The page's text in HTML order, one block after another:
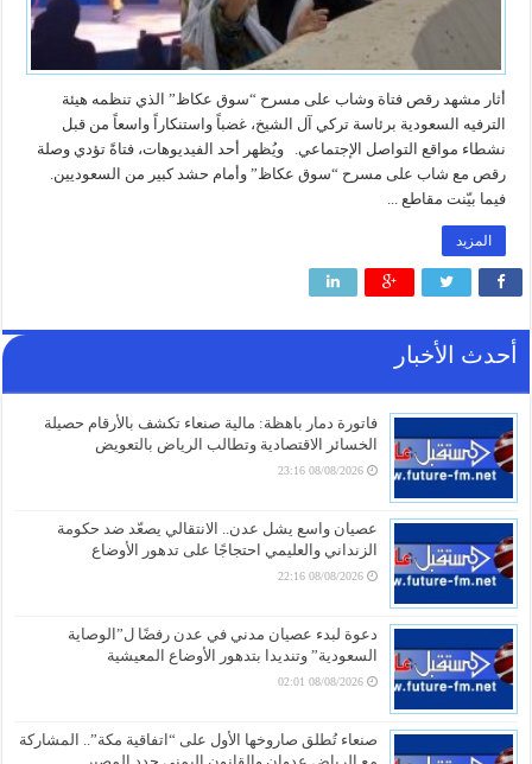
أثار مشهد رقص فتاة وشاب على مسرح “سوق عكاظ” الذي تنظمه هيئة
الترفيه السعودية برئاسة تركي آل الشيخ، غضباً واستنكاراً واسعاً من قبل
نشطاء مواقع التواصل الإجتماعي. ويُظهر أحد الفيديوهات، فتاةً تؤدي وصلة
رقص مع شاب على مسرح “سوق عكاظ” وأمام حشد كبير من السعوديين.
فيما بيّنت مقاطع ...
المزيد
أحدث الأخبار
فاتورة دمار باهظة: مالية صنعاء تكشف بالأرقام حصيلة
الخسائر الاقتصادية وتطالب الرياض بالتعويض
08/08/2026 23:16
عصيان واسع يشل عدن.. الانتقالي يصعّد ضد حكومة
الزنداني والعليمي احتجاجًا على تدهور الأوضاع
08/08/2026 22:16
دعوة لبدء عصيان مدني في عدن رفضًا ل”الوصاية
السعودية” وتنديدا بتدهور الأوضاع المعيشية
08/08/2026 02:01
صنعاء تُطلق صاروخها الأول على “اتفاقية مكة”.. المشاركة